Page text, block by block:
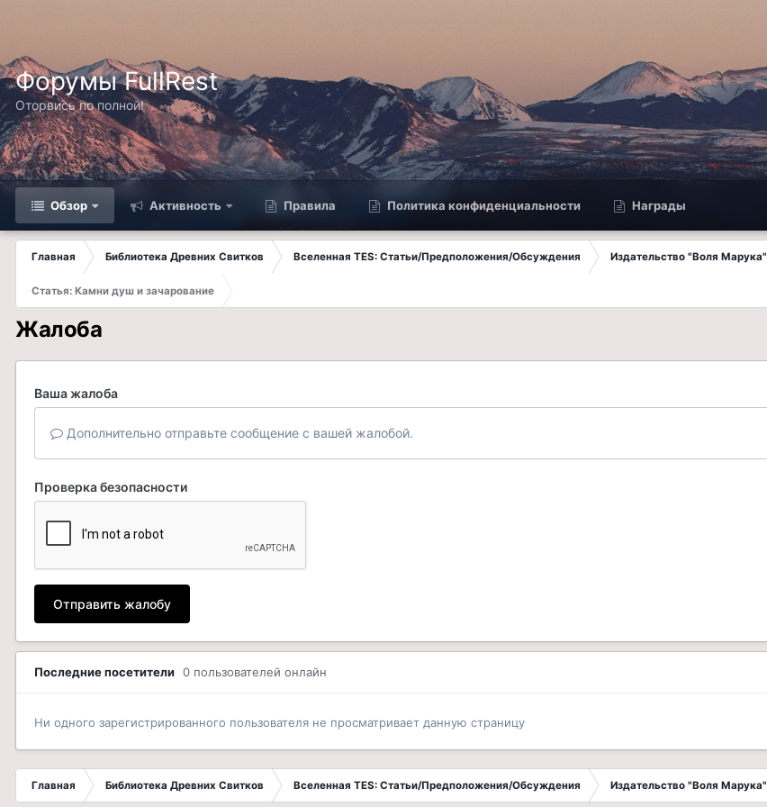
Форумы FullRest
Оторвись по полной!
Обзор Активность Правила Политика конфиденциальности Награды
Главная Библиотека Древних Свитков Вселенная TES: Статьи/Предположения/Обсуждения Издательство "Воля Марука"
Статья: Камни душ и зачарование
Жалоба
Ваша жалоба
Дополнительно отправьте сообщение с вашей жалобой.
Проверка безопасности
Отправить жалобу
Последние посетители 0 пользователей онлайн
Ни одного зарегистрированного пользователя не просматривает данную страницу
Главная Библиотека Древних Свитков Вселенная TES: Статьи/Предположения/Обсуждения Издательство "Воля Марука"